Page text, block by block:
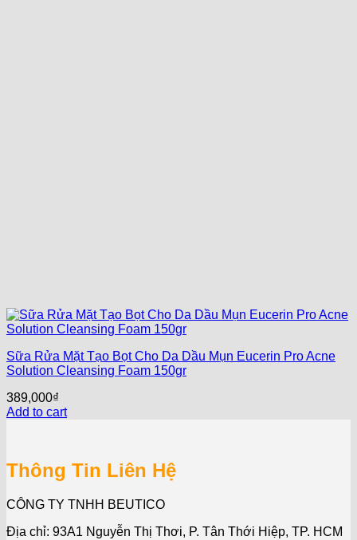
Sữa Rửa Mặt Tạo Bọt Cho Da Dầu Mụn Eucerin Pro Acne
Solution Cleansing Foam 150gr
389,000₫
Add to cart
Thông Tin Liên Hệ
CÔNG TY TNHH BEUTICO
Địa chỉ: 93A1 Nguyễn Thị Thơi, P. Tân Thới Hiệp, TP. HCM